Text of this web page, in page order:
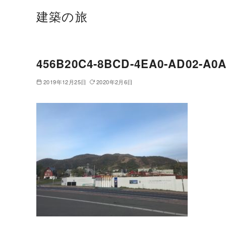
建築の旅
456B20C4-8BCD-4EA0-AD02-
2019年12月25日 2020年2月6日